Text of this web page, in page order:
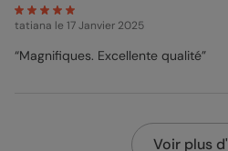
tatiana le 17 Janvier 2025
“Magnifiques. Excellente qualité”
Voir plus